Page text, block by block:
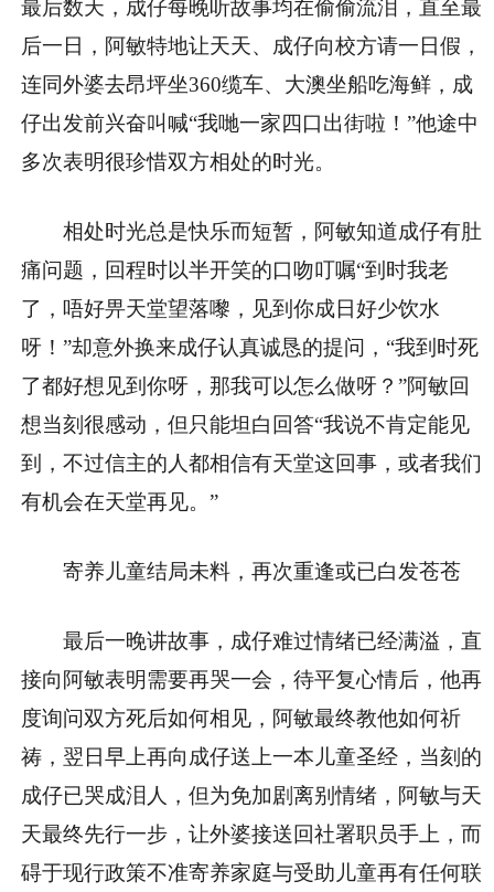
最后数天，成仔每晚听故事均在偷偷流泪，直至最
后一日，阿敏特地让天天、成仔向校方请一日假，
连同外婆去昂坪坐360缆车、大澳坐船吃海鲜，成
仔出发前兴奋叫喊“我哋一家四口出街啦！”他途中
多次表明很珍惜双方相处的时光。
相处时光总是快乐而短暂，阿敏知道成仔有肚
痛问题，回程时以半开笑的口吻叮嘱“到时我老
了，唔好畀天堂望落嚟，见到你成日好少饮水
呀！”却意外换来成仔认真诚恳的提问，“我到时死
了都好想见到你呀，那我可以怎么做呀？”阿敏回
想当刻很感动，但只能坦白回答“我说不肯定能见
到，不过信主的人都相信有天堂这回事，或者我们
有机会在天堂再见。”
寄养儿童结局未料，再次重逢或已白发苍苍
最后一晚讲故事，成仔难过情绪已经满溢，直
接向阿敏表明需要再哭一会，待平复心情后，他再
度询问双方死后如何相见，阿敏最终教他如何祈
祷，翌日早上再向成仔送上一本儿童圣经，当刻的
成仔已哭成泪人，但为免加剧离别情绪，阿敏与天
天最终先行一步，让外婆接送回社署职员手上，而
碍于现行政策不准寄养家庭与受助儿童再有任何联